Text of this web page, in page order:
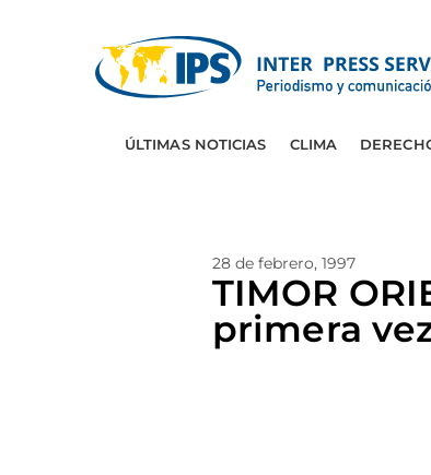
ÚLTIMAS NOTICIAS CLIMA
28 de febrero, 1997
TIMOR
primera